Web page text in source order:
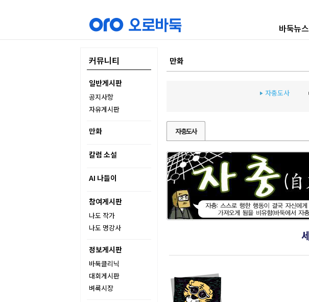
바둑뉴스
커뮤니티
일반게시판
공지사항
자유게시판
만화
칼럼 소설
AI 나들이
참여게시판
나도 작가
나도 명강사
정보게시판
바둑클리닉
대회게시판
벼룩시장
만화
자충도사
자충도사